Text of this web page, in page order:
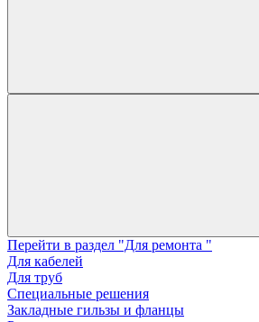
Перейти в раздел "Для ремонта "
Для кабелей
Для труб
Специальные решения
Закладные гильзы и фланцы